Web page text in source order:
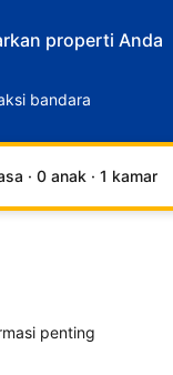
properti Anda
bandara
· 0 anak · 1 kamar
penting